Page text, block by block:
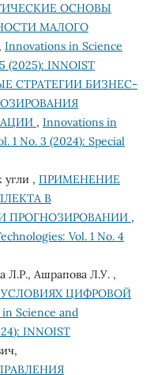
ОСНОВЫ
МАЛОГО
, Innovations in Science
(2025): INNOIST
СТРАТЕГИИ БИЗНЕС-
, Innovations in
1 No. 3 (2024): Special
угли , ПРИМЕНЕНИЕ
В
ПРОГНОЗИРОВАНИИ ,
Vol. 1 No. 4
Л.Р., Ашрапова Л.У. ,
ЦИФРОВОЙ
Science and
INNOIST